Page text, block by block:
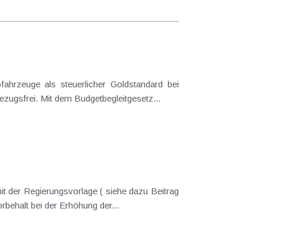
als steuerlicher Goldstandard bei
Mit dem Budgetbegleitgesetz...
der Regierungsvorlage ( siehe dazu Beitrag
bei der Erhöhung der...